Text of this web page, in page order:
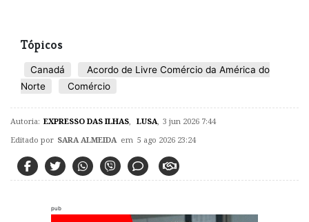
Tópicos
Canadá
Acordo de Livre Comércio da América do
Norte
Comércio
Autoria: EXPRESSO DAS ILHAS LUSA 3 jun 2026 7:44
Editado por SARA ALMEIDA em 5 ago 2026 23:24
pub